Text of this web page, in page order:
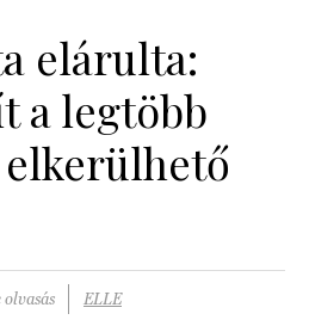
elárulta:
a legtöbb
olvasás ELLE